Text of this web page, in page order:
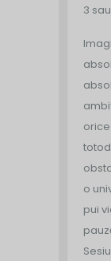
3
o
pui